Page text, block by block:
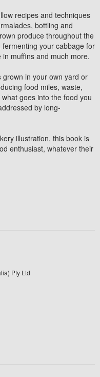
recipes and techniques
bottling and
produce throughout the
your cabbage for
muffins and much more.
in your own yard or
food miles, waste,
goes into the food you
by long-
illustration, this book is
enthusiast, whatever their
Pty Ltd